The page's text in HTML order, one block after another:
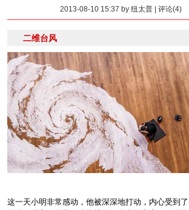
2013-08-10 15:37 by 纽太普 | 评论(4)
二维台风
这一天小明非常感动，他被深深地打动，内心受到了